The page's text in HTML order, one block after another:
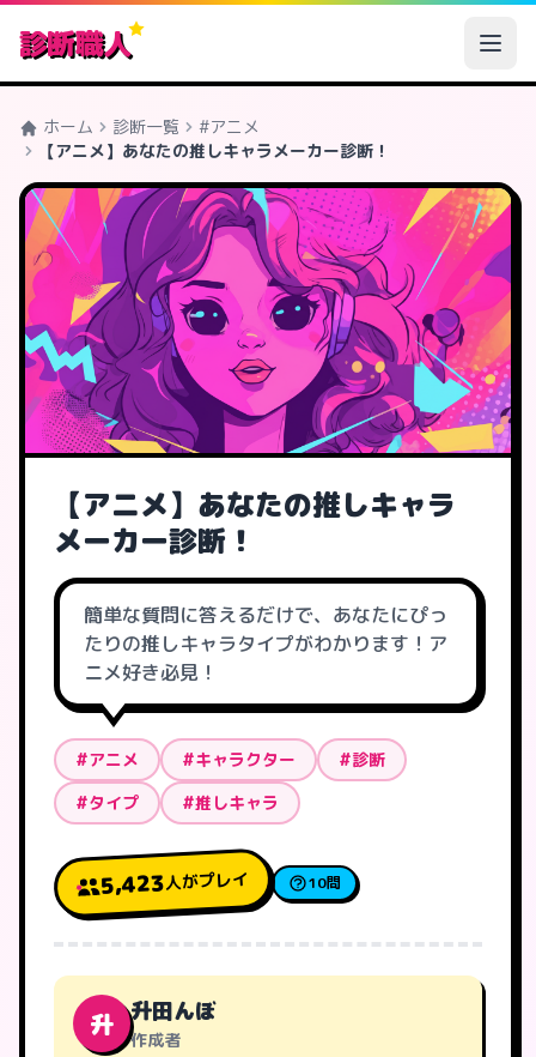
診断職人
ホーム 診断一覧
#アニメ
【アニメ】あなたの推しキャラメーカー診断！
【アニメ】あなたの推しキャラ
メーカー診断！
簡単な質問に答えるだけで、あなたにぴっ
たりの推しキャラタイプがわかります！ア
ニメ好き必見！
#アニメ #キャラクター
#診断
#タイプ
#推しキャラ
5,423人がプレイ 10問
升 升田んぼ
作成者